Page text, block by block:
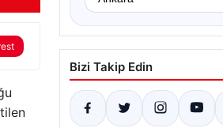
Bizi Takip Edin